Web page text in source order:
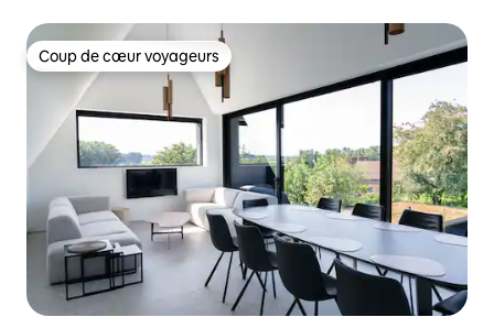
Coup de cœur voyageurs
Coup de cœur voyageurs